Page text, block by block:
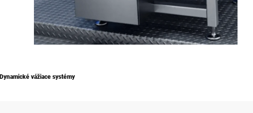
Dynamické vážiace systémy